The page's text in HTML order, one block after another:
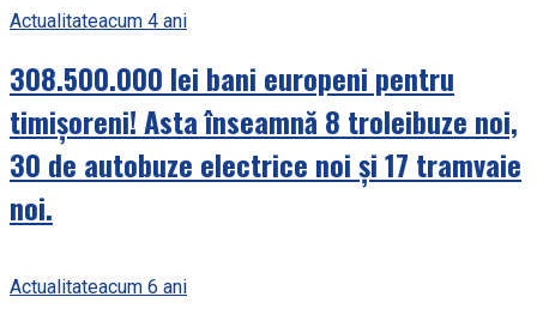
Actualitateacum 4 ani
308.500.000 lei bani europeni pentru
timișoreni! Asta înseamnă 8 troleibuze noi,
30 de autobuze electrice noi și 17 tramvaie
noi.
Actualitateacum 6 ani